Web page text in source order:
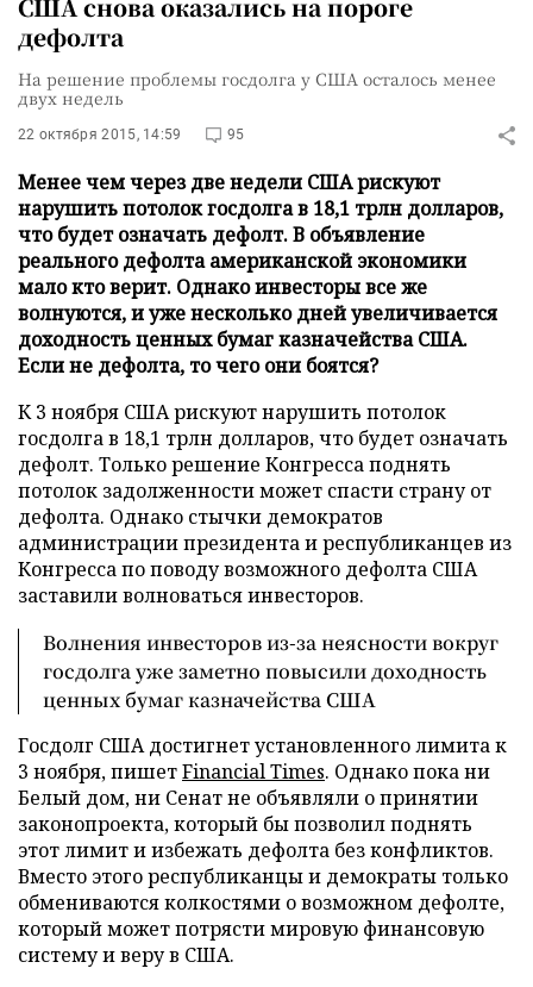
США снова оказались на пороге
дефолта
На решение проблемы госдолга у США осталось менее
двух недель
22 октября 2015, 14:59 95
Менее чем через две недели США рискуют
нарушить потолок госдолга в 18,1 трлн долларов,
что будет означать дефолт. В объявление
реального дефолта американской экономики
мало кто верит. Однако инвесторы все же
волнуются, и уже несколько дней увеличивается
доходность ценных бумаг казначейства США.
Если не дефолта, то чего они боятся?
К 3 ноября США рискуют нарушить потолок
госдолга в 18,1 трлн долларов, что будет означать
дефолт. Только решение Конгресса поднять
потолок задолженности может спасти страну от
дефолта. Однако стычки демократов
администрации президента и республиканцев из
Конгресса по поводу возможного дефолта США
заставили волноваться инвесторов.
Волнения инвесторов из-за неясности вокруг
госдолга уже заметно повысили доходность
ценных бумаг казначейства США
Госдолг США достигнет установленного лимита к
3 ноября, пишетFinancial Times. Однако пока ни
Белый дом, ни Сенат не объявляли о принятии
законопроекта, который бы позволил поднять
этот лимит и избежать дефолта без конфликтов.
Вместо этого республиканцы и демократы только
обмениваются колкостями о возможном дефолте,
который может потрясти мировую финансовую
систему и веру в США.